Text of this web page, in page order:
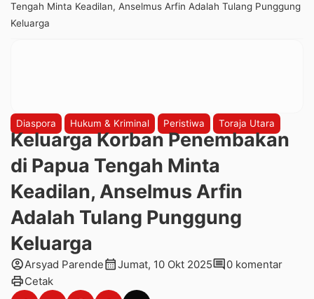
Tengah Minta Keadilan, Anselmus Arfin Adalah Tulang Punggung
Keluarga
Diaspora Hukum & Kriminal Peristiwa Toraja Utara
Keluarga Korban Penembakan
di Papua Tengah Minta
Keadilan, Anselmus Arfin
Adalah Tulang Punggung
Keluarga
account_circleArsyad Parendecalendar_monthJumat, 10 Okt 2025comment0 komentar
printCetak